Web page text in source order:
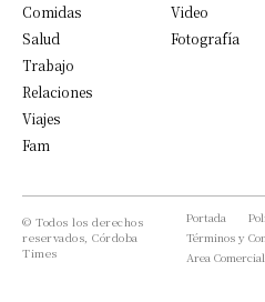
Comidas
Salud
Trabajo
Relaciones
Viajes
Fam
Video
Fotografía
© Todos los derechos
reservados, Córdoba
Times
Portada
Términos y
Area Comercial